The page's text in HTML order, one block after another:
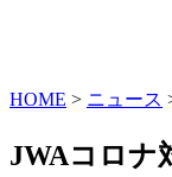
HOME > ニュース
JWAコロナ